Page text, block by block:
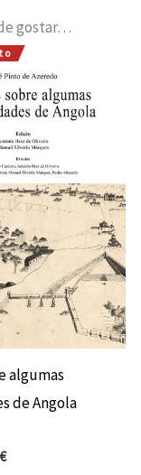
gostar…
algumas
de Angola
€
O
preço
atual
é:
13,50 €.